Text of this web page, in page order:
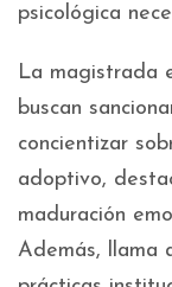
psicológica
La magistrada
buscan
concientizar
adoptivo,
maduración
Además, llama